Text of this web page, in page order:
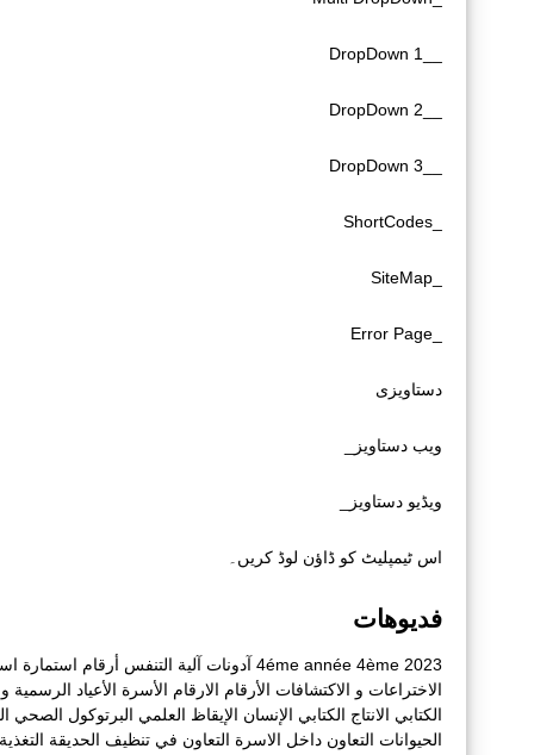
دستاویزی
ویب دستاویز_
ویڈیو دستاویز_
اس ٹیمپلیٹ کو ڈاؤن لوڈ کریں۔
فديوهات
2023
4ème
4éme année آدونات آلية التنفس أرقام استمارة
الاختراعات و الاكتشافات الأرقام الارقام الأسرة الأعياد الرسمية و
الكتابي الانتاج الكتابي الإنسان الإيقاظ العلمي البرتوكول الصحي
الحيوانات التعاون داخل الاسرة التعاون في تنظيف الحديقة التغذية